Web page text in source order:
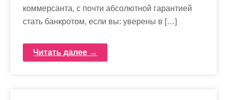
коммерсанта, с почти абсолютной гарантией
стать банкротом, если вы: уверены в […]
Читать далее →